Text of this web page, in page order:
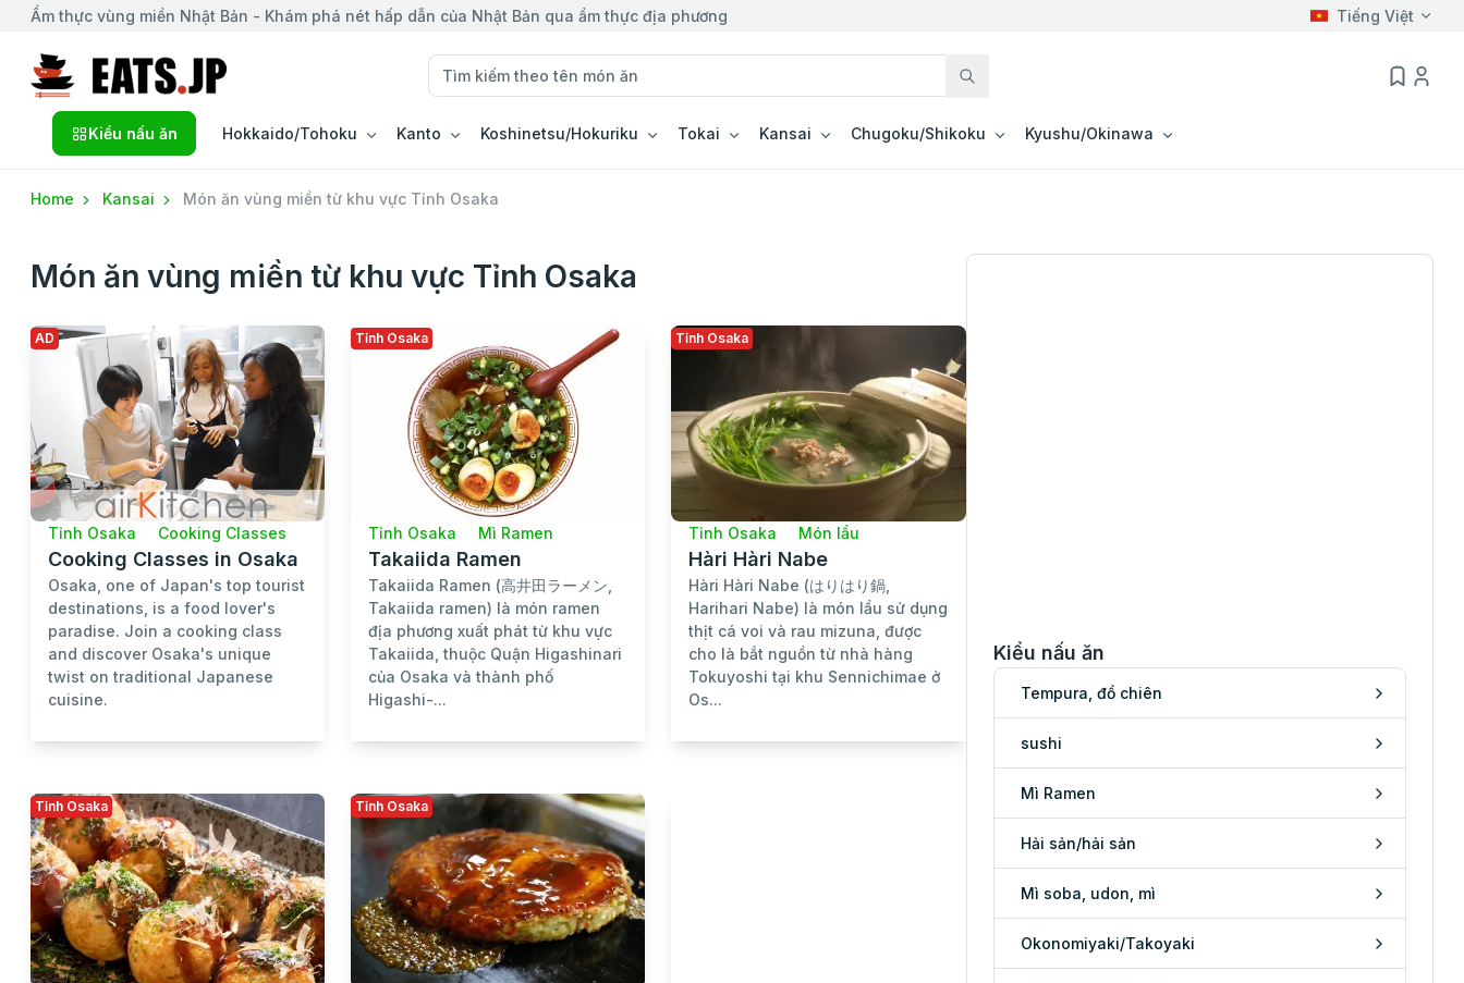
Ẩm thực vùng miền Nhật Bản - Khám phá nét hấp dẫn của Nhật Bản qua ẩm thực địa phương Tiếng Việt
Kiểu nấu ăn Hokkaido/Tohoku Kanto Koshinetsu/Hokuriku Tokai Kansai Chugoku/Shikoku Kyushu/Okinawa
Home Kansai Món ăn vùng miền từ khu vực Tỉnh Osaka
Món ăn vùng miền từ khu vực Tỉnh Osaka
AD
Tỉnh Osaka Cooking Classes
Cooking Classes in Osaka
Osaka, one of Japan's top tourist
destinations, is a food lover's
paradise. Join a cooking class
and discover Osaka's unique
twist on traditional Japanese
cuisine.
Tỉnh Osaka
Tỉnh Osaka Mì Ramen
Takaiida Ramen
Takaiida Ramen (高井田ラーメン,
Takaiida ramen) là món ramen
địa phương xuất phát từ khu vực
Takaiida, thuộc Quận Higashinari
của Osaka và thành phố
Higashi-...
Tỉnh Osaka
Tỉnh Osaka Món lẩu
Hàri Hàri Nabe
Hàri Hàri Nabe (はりはり鍋,
Harihari Nabe) là món lẩu sử dụng
thịt cá voi và rau mizuna, được
cho là bắt nguồn từ nhà hàng
Tokuyoshi tại khu Sennichimae ở
Os...
Tỉnh Osaka Tỉnh Osaka
Kiểu nấu ăn
Tempura, đồ chiên
sushi
Mì Ramen
Hải sản/hải sản
Mì soba, udon, mì
Okonomiyaki/Takoyaki